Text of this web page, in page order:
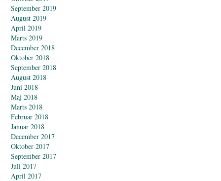
September 2019
August 2019
April 2019
Marts 2019
December 2018
Oktober 2018
September 2018
August 2018
Juni 2018
Maj 2018
Marts 2018
Februar 2018
Januar 2018
December 2017
Oktober 2017
September 2017
Juli 2017
April 2017